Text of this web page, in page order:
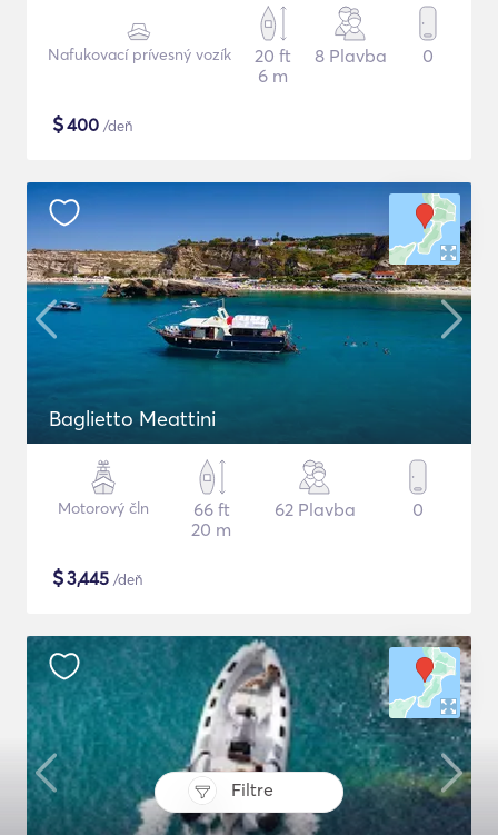
Filtre
Nafukovací prívesný vozík
20 ft
6 m
8 Plavba 0
$400 /deň
Baglietto Meattini
Motorový čln
66 ft
20 m
62 Plavba 0
$3,445 /deň